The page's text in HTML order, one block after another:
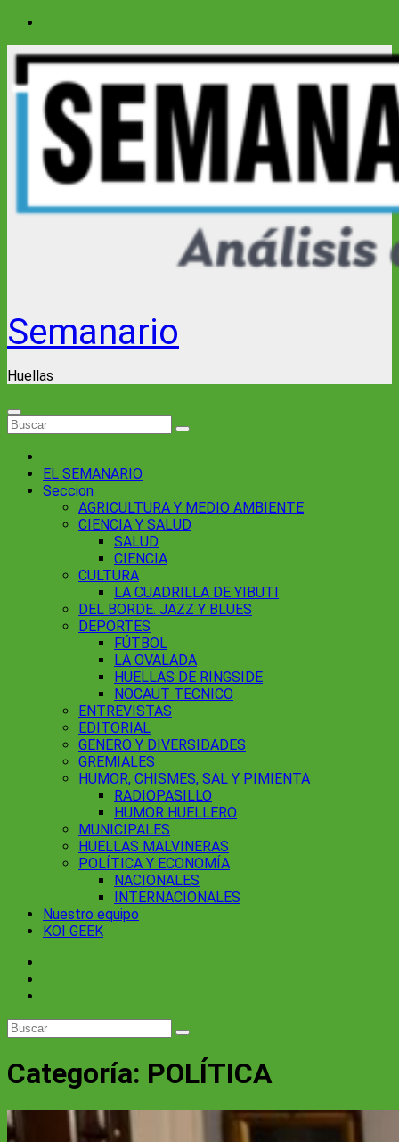
Saltar
contenido
Semanario
Huellas
EL SEMANARIO
Seccion
AGRICULTURA Y MEDIO AMBIENTE
CIENCIA Y SALUD
SALUD
CIENCIA
CULTURA
LA CUADRILLA DE YIBUTI
DEL BORDE. JAZZ Y BLUES
DEPORTES
FÚTBOL
LA OVALADA
HUELLAS DE RINGSIDE
NOCAUT TECNICO
ENTREVISTAS
EDITORIAL
GENERO Y DIVERSIDADES
GREMIALES
HUMOR, CHISMES, SAL Y PIMIENTA
RADIOPASILLO
HUMOR HUELLERO
MUNICIPALES
HUELLAS MALVINERAS
POLÍTICA Y ECONOMÍA
NACIONALES
INTERNACIONALES
Nuestro equipo
KOI GEEK
Categoría: POLÍTICA